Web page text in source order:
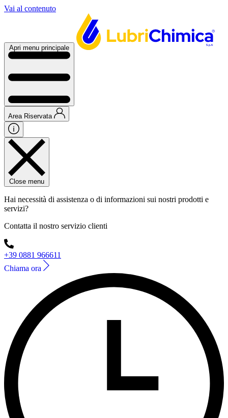
Vai al contenuto
Apri menu principale
Area Riservata
Close menu
Hai necessità di assistenza o di informazioni sui nostri prodotti e
servizi?
Contatta il nostro servizio clienti
+39 0881 966611
Chiama ora